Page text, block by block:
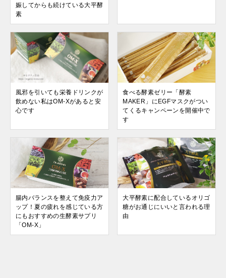
娠してからも続けている大平酵
素
風邪を引いても栄養ドリンクが
飲めない私はOM-Xがあると安
心です
食べる酵素ゼリー「酵素
MAKER」にEGFマスクがつい
てくるキャンペーンを開催中で
す
腸内バランスを整えて免疫力ア
ップ！夏の疲れを感じている方
にもおすすめの生酵素サプリ
「OM-X」
大平酵素に配合しているオリゴ
糖がお通じにいいと言われる理
由